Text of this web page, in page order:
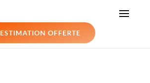
ESTIMATION OFFERTE